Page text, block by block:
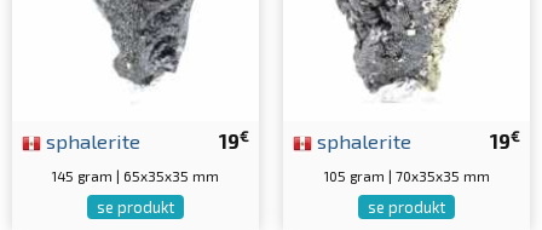
19€
sphalerite
145 gram | 65x35x35 mm
se produkt
19€
sphalerite
105 gram | 70x35x35 mm
se produkt